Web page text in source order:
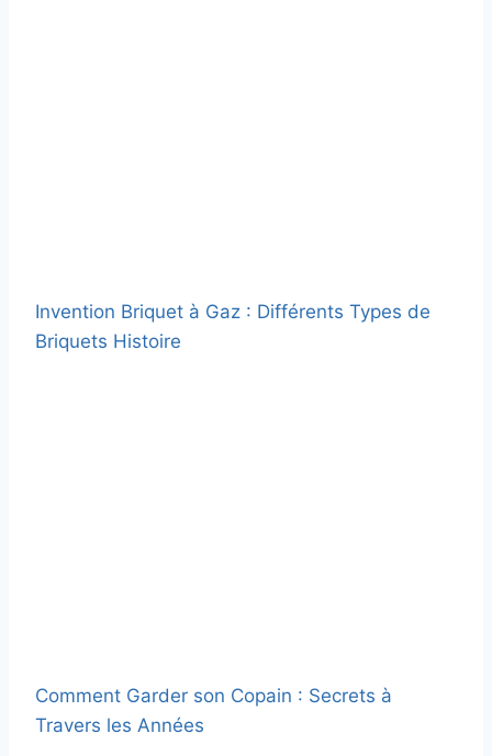
Invention Briquet à Gaz : Différents Types de
Briquets Histoire
Comment Garder son Copain : Secrets à
Travers les Années